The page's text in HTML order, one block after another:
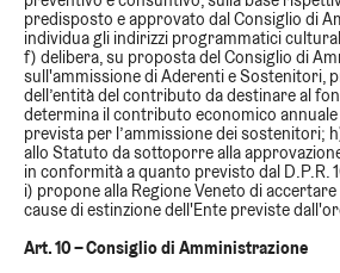
predisposto e approvato dal Consiglio di
individua gli indirizzi programmatici
f) delibera, su proposta del Consiglio di
sull'ammissione di Aderenti e Sostenitori,
dell’entità del contributo da destinare al
determina il contributo economico
prevista per l’ammissione dei sostenitori;
allo Statuto da sottoporre alla
in conformità a quanto previsto dal D.P.R.
i) propone alla Regione Veneto di
cause di estinzione dell'Ente previste
Art. 10 – Consiglio di Amministrazione